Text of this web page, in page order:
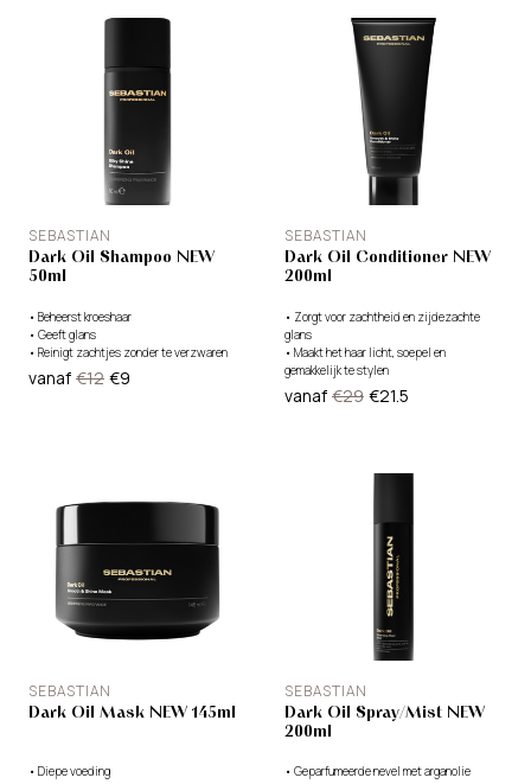
SEBASTIAN
Dark Oil Shampoo NEW
50ml
• Beheerst kroeshaar
• Geeft glans
• Reinigt zachtjes zonder te verzwaren
vanaf €12 €9
SEBASTIAN
Dark Oil Conditioner NEW
200ml
• Zorgt voor zachtheid en zijdezachte
glans
• Maakt het haar licht, soepel en
gemakkelijk te stylen
Ontwart en maakt het haar glad zonder
het te verzwaren
vanaf €29 €21.5
SEBASTIAN
Dark Oil Mask NEW 145ml
• Diepe voeding
SEBASTIAN
Dark Oil Spray/Mist NEW
200ml
• Geparfumeerde nevel met arganolie